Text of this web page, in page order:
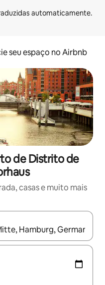
seu espaço no Airbnb
de Distrito de
casas e muito mais
disponíveis, explore-os